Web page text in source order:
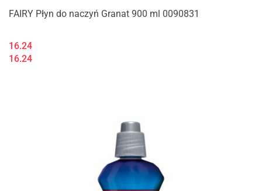
FAIRY Płyn do naczyń Granat 900 ml 0090831
16.24
16.24